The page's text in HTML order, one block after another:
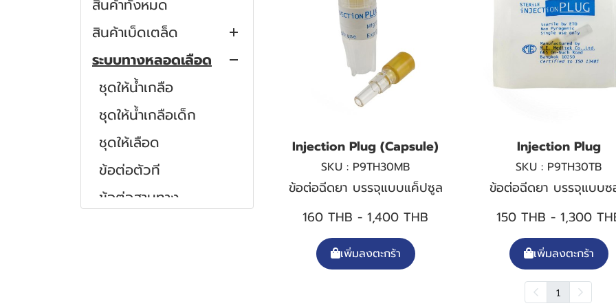
สินค้าทั้งหมด
สินค้าเบ็ดเตล็ด
แว่นตากันสารคัดหลั่ง
หลอดเก็บเสมหะ
ชุดฉีดวัคซีน
ฝาปิดไซริงค์
กล่องทิ้งเข็มและวัสดุติด
เชื้อ
ระบบทางหลอดเลือด
ชุดให้น้ำเกลือ
ชุดให้น้ำเกลือเด็ก
ชุดให้เลือด
ข้อต่อตัวที
ข้อต่อสามทาง
Injection Plug (Capsule)
SKU : P9TH30MB
ข้อต่อฉีดยา บรรจุแบบแค็ปซูล
160 THB -1,400 THB
เพิ่มลงตะกร้า
Injection Plug
SKU : P9TH30TB
ข้อต่อฉีดยา บรรจุแบบ
150 THB - 1,300
เพิ่มลงตะกร้า
1